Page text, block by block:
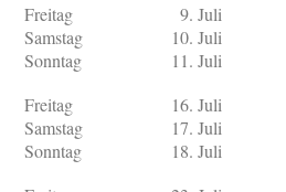
Freitag
Samstag
Sonntag
Freitag
Samstag
Sonntag
9. Juli
10. Juli
11. Juli
16. Juli
17. Juli
18. Juli